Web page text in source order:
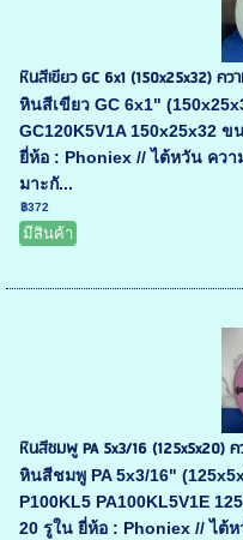
หินสีเขียว GC 6x1 (150x25x32) คว
หินสีเขียว GC 6x1"
GC120K5V1A 150x25x32
ยี่ห้อ : Phoniex // ไต้หวัน ควา
มาะกั...
฿372
มีสินค้า
หินสีชมพู PA 5x3/16 (125x5x20) ค
หินสีชมพู PA 5x3/16"
P100KL5 PA100KL5V1E
20 รูใน ยี่ห้อ : Phoniex // ไต้